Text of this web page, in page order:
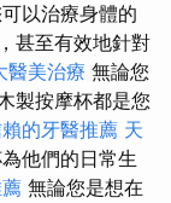
以治療身體的
甚至有效地針對
醫美治療 無論您
製按摩杯都是您
的牙醫推薦 天
他們的日常生
無論您是想在